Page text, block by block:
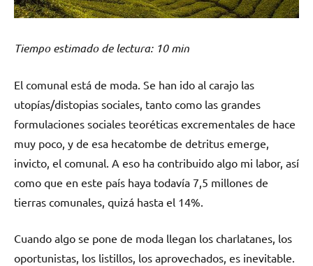
Tiempo estimado de lectura: 10 min
El comunal está de moda. Se han ido al carajo las
utopías/distopias sociales, tanto como las grandes
formulaciones sociales teoréticas excrementales de hace
muy poco, y de esa hecatombe de detritus emerge,
invicto, el comunal. A eso ha contribuido algo mi labor, así
como que en este país haya todavía 7,5 millones de
tierras comunales, quizá hasta el 14%.
Cuando algo se pone de moda llegan los charlatanes, los
oportunistas, los listillos, los aprovechados, es inevitable.